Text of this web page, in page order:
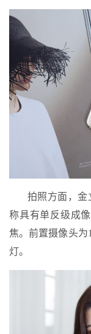
拍照方面，金
称具有单反级成
焦。前置摄像头为
灯。